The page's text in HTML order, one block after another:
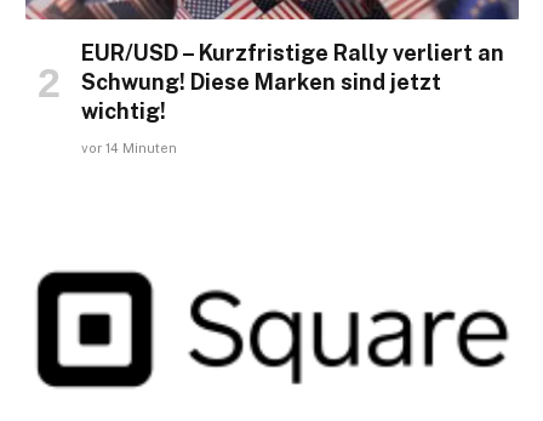
EUR/USD – Kurzfristige Rally verliert an
Schwung! Diese Marken sind jetzt
wichtig!
vor 14 Minuten